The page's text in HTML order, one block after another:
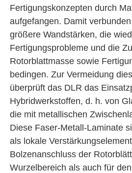
Fertigungskonzepten durch
aufgefangen. Damit
größere Wandstärken, die
Fertigungsprobleme und die
Rotorblattmasse sowie
bedingen. Zur Vermeidung
überprüft das DLR das
Hybridwerkstoffen, d. h. von
die mit metallischen
Diese Faser-Metall-Laminate
als lokale
Bolzenanschluss der
Wurzelbereich als auch für